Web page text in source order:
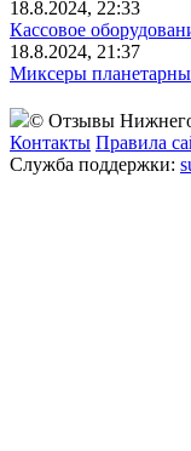
18.8.2024, 22:33
Кассовое
18.8.2024, 21:37
Миксеры
© Отзывы
Контакты Правила
Служба поддержки: